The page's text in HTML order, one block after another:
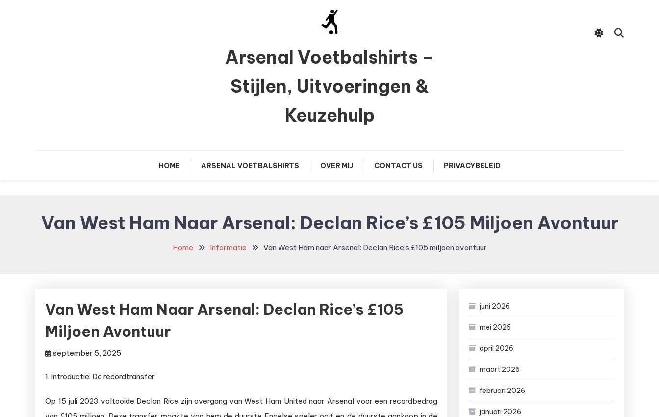
Arsenal Voetbalshirts –
Stijlen, Uitvoeringen &
Keuzehulp
HOME ARSENAL VOETBALSHIRTS OVER MIJ CONTACT US PRIVACYBELEID
Van West Ham Naar Arsenal: Declan Rice’s £105 Miljoen Avontuur
Home Informatie Van West Ham naar Arsenal: Declan Rice’s £105 miljoen avontuur
Van West Ham Naar Arsenal: Declan Rice’s £105
Miljoen Avontuur
september 5, 2025
1. Introductie: De recordtransfer
Op 15 juli 2023 voltooide Declan Rice zijn overgang van West Ham United naar Arsenal voor een recordbedrag
juni 2026
mei 2026
april 2026
maart 2026
februari 2026
januari 2026